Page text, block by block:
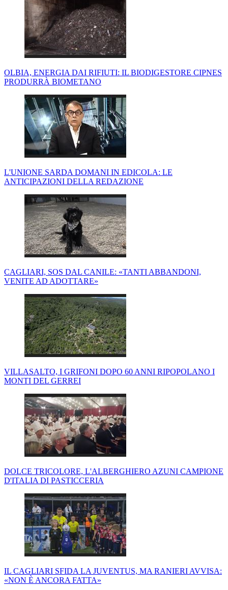
OLBIA, ENERGIA DAI RIFIUTI: IL BIODIGESTORE CIPNES
PRODURRÀ BIOMETANO
L'UNIONE SARDA DOMANI IN EDICOLA: LE
ANTICIPAZIONI DELLA REDAZIONE
CAGLIARI, SOS DAL CANILE: «TANTI ABBANDONI,
VENITE AD ADOTTARE»
VILLASALTO, I GRIFONI DOPO 60 ANNI RIPOPOLANO I
MONTI DEL GERREI
DOLCE TRICOLORE, L'ALBERGHIERO AZUNI CAMPIONE
D'ITALIA DI PASTICCERIA
IL CAGLIARI SFIDA LA JUVENTUS, MA RANIERI AVVISA:
«NON È ANCORA FATTA»